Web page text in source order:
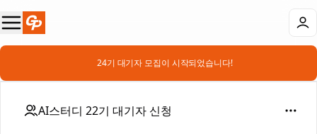
📣 24기 대기자 모집이 시작되었습니다!
AI스터디 22기 대기자 신청